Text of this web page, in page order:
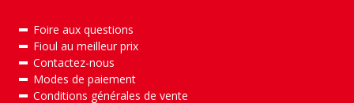
Foire aux questions
Fioul au meilleur prix
Contactez-nous
Modes de paiement
Conditions générales de vente